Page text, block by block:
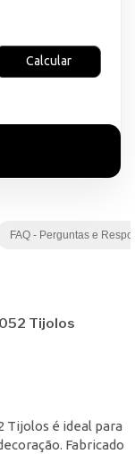
Calcular
FAQ - Perguntas e
Tijolos
Tijolos é ideal para
Fabricado